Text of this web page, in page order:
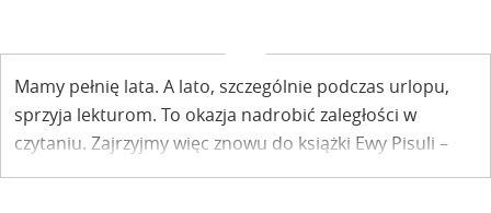
Mamy pełnię lata. A lato, szczególnie podczas urlopu,
sprzyja lekturom. To okazja nadrobić zaległości w
czytaniu. Zajrzyjmy więc znowu do książki Ewy Pisuli –
Dąbrowskiej „Dwa brzegi ponad tęczą”. Tym razem